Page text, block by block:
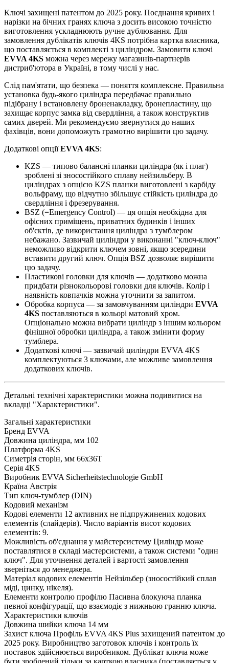
Ключі захищені патентом до 2025 року. Поєднання кривих і
нарізки на бічних гранях ключа з досить високою точністю
виготовлення ускладнюють ручне дублювання. Для
замовлення дублікатів ключів 4KS потрібна картка власника,
що поставляється в комплекті з циліндром. Замовити ключі
EVVA 4KS можна через мережу магазинів-партнерів
дистриб'ютора в Україні, в тому числі у нас.
Слід пам'ятати, що безпека — поняття комплексне. Правильна
установка будь-якого циліндра передбачає правильно
підібрану і встановлену броненакладку, бронепластину, що
захищає корпус замка від свердління, а також конструктив
самих дверей. Ми рекомендуємо звернутися до наших
фахівців, вони допоможуть грамотно вирішити цю задачу.
Додаткові опціїEVVA 4KS:
KZS — типово балансні планки циліндра (як і плаг)
зроблені зі зносостійкого сплаву нейзильберу. В
циліндрах з опцією KZS планки виготовлені з карбіду
вольфраму, що відчутно збільшує стійкість циліндра до
свердління і фрезерування.
BSZ (=Emergency Control) — ця опція необхідна для
офісних приміщень, приватних будинків і інших
об'єктів, де використання циліндра з тумблером
небажано. Зазвичай циліндри у виконанні "ключ-ключ"
неможливо відкрити ключем зовні, якщо зсередини
вставити другий ключ. Опція BSZ дозволяє вирішити
цю задачу.
Пластикові головки для ключів — додатково можна
придбати різнокольорові головки для ключів. Колір і
наявність ковпачків можна уточнити за запитом.
Обробка корпуса — за замовчуванням циліндри EVVA
4KS поставляються в кольорі матовий хром.
Опціонально можна вибрати циліндр з іншим кольором
фінішної обробки циліндра, а також змінити форму
тумблера.
Додаткові ключі — зазвичай циліндри EVVA 4KS
комплектуються 3 ключами, але можливе замовлення
додаткових ключів.
Детальні технічні характеристики можна подивитися на
вкладці "Характеристики".
Загальні характеристики
Бренд EVVA
Довжина циліндра, мм 102
Платформа 4KS
Симетрія сторін, мм 66x36T
Серія 4KS
Виробник EVVA Sicherheitstechnologie GmbH
Країна Австрія
Тип ключ-тумблер (DIN)
Кодовий механізм
Кодові елементи 12 активних не підпружинених кодових
елементів (слайдерів). Число варіантів висот кодових
елементів: 9.
Можливість об'єднання у майстерсистему Циліндр може
поставлятися в складі мастерсистеми, а також системи "один
ключ". Для уточнення деталей і вартості замовлення
зверніться до менеджера.
Матеріал кодових елементів Нейзільбер (зносостійкий сплав
міді, цинку, нікеля).
Елементи контролю профілю Пасивна блокуюча планка
певної конфігурації, що взаємодіє з нижньою гранню ключа.
Характеристики ключів
Довжина шийки ключа 14 мм
Захист ключа Профіль EVVA 4KS Plus захищений патентом до
2025 року. Виробництво заготовок ключів і контроль їх
поставок здійснюється виробником. Дублікат ключа може
бути зроблений тільки за карткою власника (поставляється у